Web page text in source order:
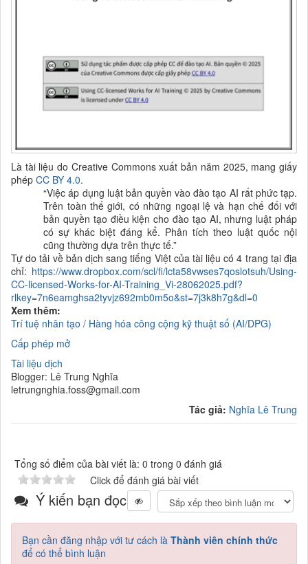
Là tài liệu do Creative Commons xuất bản năm 2025, mang giấy
phép CC BY 4.0.
“Việc áp dụng luật bản quyền vào đào tạo AI rất phức tạp.
Trên toàn thế giới, có những ngoại lệ và hạn chế đối với
bản quyền tạo điều kiện cho đào tạo AI, nhưng luật pháp
có sự khác biệt đáng kể. Phân tích theo luật quốc nội
cũng thường dựa trên thực tế.”
Tự do tải về bản dịch sang tiếng Việt của tài liệu có 4 trang tại địa
chỉ: https://www.dropbox.com/scl/fi/lcta58vwses7qoslotsuh/Using-
CC-licensed-Works-for-AI-Training_Vi-28062025.pdf?
rlkey=7n6eamghsa2tyvjz692mb0m5o&st=7j3k8h7g&dl=0
Xem thêm:
Trí tuệ nhân tạo / Hàng hóa công cộng kỹ thuật số (AI/DPG)
Cấp phép mở
Tài liệu dịch
Blogger: Lê Trung Nghĩa
letrungnghia.foss@gmail.com
Tác giả: Nghĩa Lê Trung
Tổng số điểm của bài viết là: 0 trong 0 đánh giá
Click để đánh giá bài viết
Ý kiến bạn đọc
Bạn cần đăng nhập với tư cách là Thành viên chính thức
để có thể bình luận